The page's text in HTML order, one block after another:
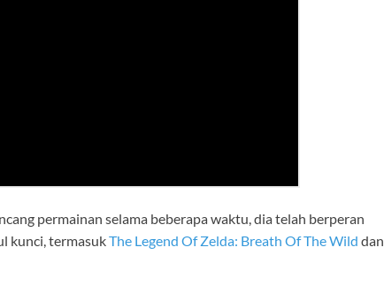
permainan selama beberapa waktu, dia telah berperan
kunci, termasukThe Legend Of Zelda: Breath Of The Wild dan